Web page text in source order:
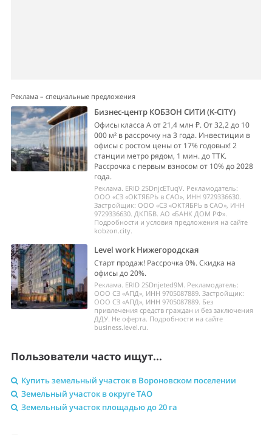
Реклама – специальные предложения
Бизнес-центр КОБЗОН СИТИ (K-CITY)
Офисы класса А от 21,4 млн ₽. От 32,2 до 10
000 м² в рассрочку на 3 года. Инвестиции в
офисы с ростом цены от 17% годовых! 2
станции метро рядом, 1 мин. до ТТК.
Рассрочка с первым взносом от 10% до 2028
года.
Реклама. ERID 2SDnjcETuqV. Рекламодатель:
ООО «СЗ «ОКТЯБРЬ в САО», ИНН 9729336630.
Застройщик: ООО «СЗ «ОКТЯБРЬ в САО», ИНН
9729336630. ДКПБВ. АО «БАНК ДОМ РФ».
Подробности и условия предложения на сайте
kobzon.city.
Level work Нижегородская
Старт продаж! Рассрочка 0%. Скидка на
офисы до 20%.
Реклама. ERID 2SDnjeted9M. Рекламодатель:
ООО СЗ «АПД», ИНН 9705087889. Застройщик:
ООО СЗ «АПД», ИНН 9705087889. Без
привлечения средств граждан и без заключения
ДДУ. Не оферта. Подробности на сайте
business.level.ru.
Пользователи часто ищут...
Купить земельный участок в Вороновском поселении
Земельный участок в округе ТАО
Земельный участок площадью до 20 га